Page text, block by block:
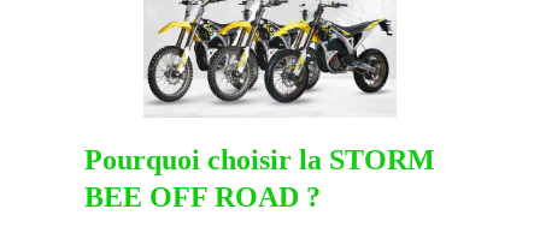
Pourquoi choisir la STORM
BEE OFF ROAD ?